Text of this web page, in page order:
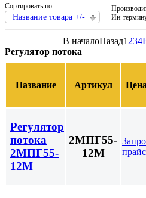
Сортировать по
Название товара +/-
Ин-
В началоНазад1 234
Регулятор потока
Название Артикул Цена
Регулятор
потока
2МПГ55-
12М
2МПГ55-
12М